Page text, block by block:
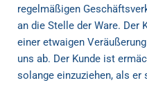
regelmäßigen
an die Stelle der Ware. Der
einer etwaigen
uns ab. Der Kunde ist
solange einzuziehen, als